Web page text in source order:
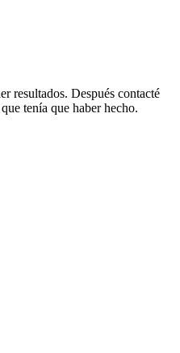
resultados. Después contacté
tenía que haber hecho.